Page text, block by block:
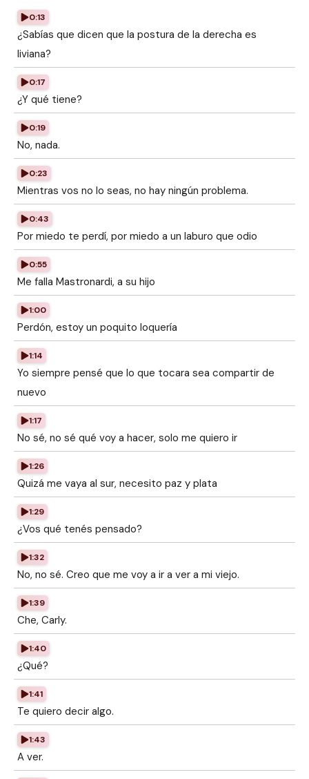
0:13
¿Sabías que dicen que la postura de la derecha es
liviana?
0:17
¿Y qué tiene?
0:19
No, nada.
0:23
Mientras vos no lo seas, no hay ningún problema.
0:43
Por miedo te perdí, por miedo a un laburo que odio
0:55
Me falla Mastronardi, a su hijo
1:00
Perdón, estoy un poquito loquería
1:14
Yo siempre pensé que lo que tocara sea compartir de
nuevo
1:17
No sé, no sé qué voy a hacer, solo me quiero ir
1:26
Quizá me vaya al sur, necesito paz y plata
1:29
¿Vos qué tenés pensado?
1:32
No, no sé. Creo que me voy a ir a ver a mi viejo.
1:39
Che, Carly.
1:40
¿Qué?
1:41
Te quiero decir algo.
1:43
A ver.